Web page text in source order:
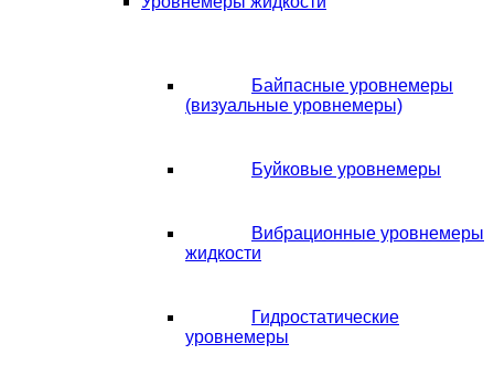
Байпасные уровнемеры
(визуальные уровнемеры)
Буйковые уровнемеры
Вибрационные уровнемеры
жидкости
Гидростатические
уровнемеры